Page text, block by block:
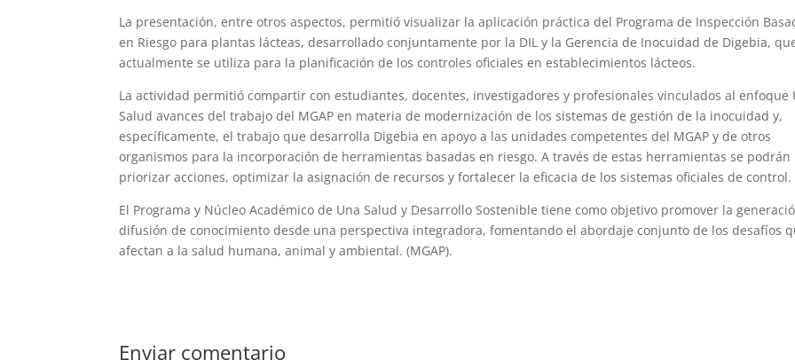
La presentación, entre otros aspectos, permitió visualizar la aplicación práctica del Programa de Inspección
en Riesgo para plantas lácteas, desarrollado conjuntamente por la DIL y la Gerencia de Inocuidad de Digebia,
actualmente se utiliza para la planificación de los controles oficiales en establecimientos lácteos.
La actividad permitió compartir con estudiantes, docentes, investigadores y profesionales vinculados al enfoque
Salud avances del trabajo del MGAP en materia de modernización de los sistemas de gestión de la inocuidad y,
específicamente, el trabajo que desarrolla Digebia en apoyo a las unidades competentes del MGAP y de otros
organismos para la incorporación de herramientas basadas en riesgo. A través de estas herramientas se podrán
priorizar acciones, optimizar la asignación de recursos y fortalecer la eficacia de los sistemas oficiales de control.
El Programa y Núcleo Académico de Una Salud y Desarrollo Sostenible tiene como objetivo promover la
difusión de conocimiento desde una perspectiva integradora, fomentando el abordaje conjunto de los desafíos
afectan a la salud humana, animal y ambiental. (MGAP).
Enviar comentario